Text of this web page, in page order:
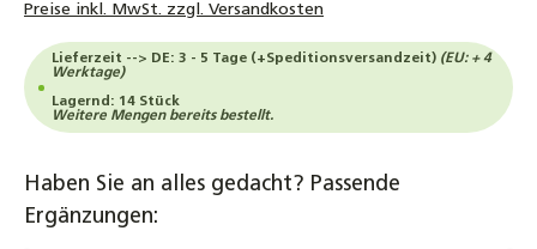
Preise inkl. MwSt. zzgl. Versandkosten
Lieferzeit --> DE: 3 - 5 Tage (+Speditionsversandzeit) (EU: + 4
Werktage)
Lagernd: 14 Stück
Weitere Mengen bereits bestellt.
Haben Sie an alles gedacht? Passende
Ergänzungen: